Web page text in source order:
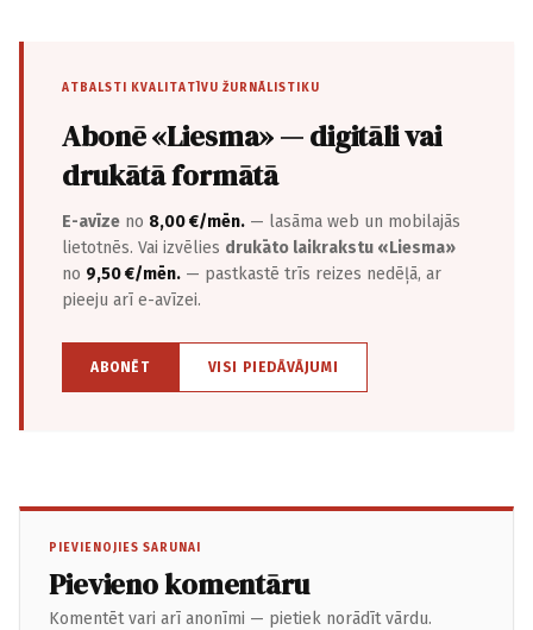
ATBALSTI KVALITATĪVU ŽURNĀLISTIKU
Abonē «Liesma» — digitāli vai
drukātā formātā
E-avīze no 8,00 €/mēn. — lasāma web un mobilajās
lietotnēs. Vai izvēlies drukāto laikrakstu «Liesma»
no 9,50 €/mēn. — pastkastē trīs reizes nedēļā, ar
pieeju arī e-avīzei.
ABONĒT VISI PIEDĀVĀJUMI
PIEVIENOJIES SARUNAI
Pievieno komentāru
Komentēt vari arī anonīmi — pietiek norādīt vārdu.